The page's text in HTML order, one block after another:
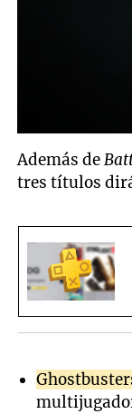
Además de
tres títulos